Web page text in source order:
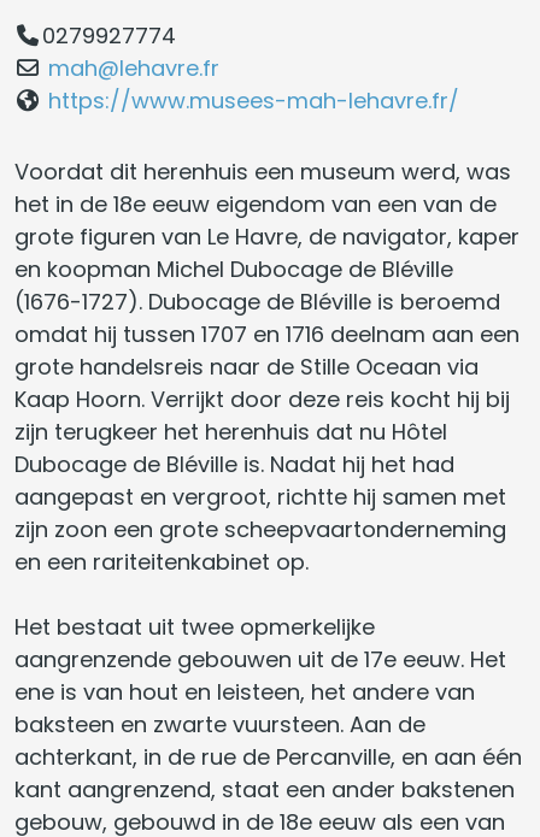
0279927774
mah@lehavre.fr
https://www.musees-mah-lehavre.fr/
Voordat dit herenhuis een museum werd, was
het in de 18e eeuw eigendom van een van de
grote figuren van Le Havre, de navigator, kaper
en koopman Michel Dubocage de Bléville
(1676-1727). Dubocage de Bléville is beroemd
omdat hij tussen 1707 en 1716 deelnam aan een
grote handelsreis naar de Stille Oceaan via
Kaap Hoorn. Verrijkt door deze reis kocht hij bij
zijn terugkeer het herenhuis dat nu Hôtel
Dubocage de Bléville is. Nadat hij het had
aangepast en vergroot, richtte hij samen met
zijn zoon een grote scheepvaartonderneming
en een rariteitenkabinet op.
Het bestaat uit twee opmerkelijke
aangrenzende gebouwen uit de 17e eeuw. Het
ene is van hout en leisteen, het andere van
baksteen en zwarte vuursteen. Aan de
achterkant, in de rue de Percanville, en aan één
kant aangrenzend, staat een ander bakstenen
gebouw, gebouwd in de 18e eeuw als een van